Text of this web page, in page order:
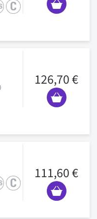
126,70 €
111,60 €